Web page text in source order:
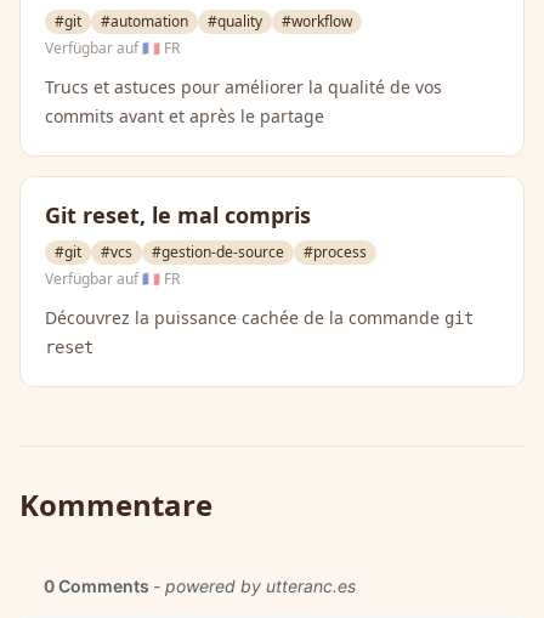
#git #automation #quality
#workflow
Verfügbar auf🇫🇷 FR
Trucs et astuces pour améliorer la qualité de vos
commits avant et après le partage
Git reset, le mal compris
#git #vcs #gestion-de-source
#process
Verfügbar auf🇫🇷 FR
Découvrez la puissance cachée de la commande git
reset
Kommentare